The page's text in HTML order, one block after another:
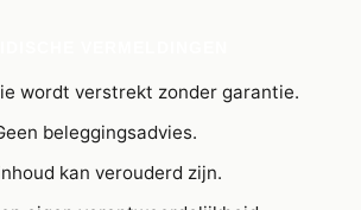
wordt verstrekt zonder garantie.
beleggingsadvies.
kan verouderd zijn.